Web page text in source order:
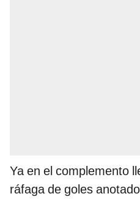
Ya en el complemento
ráfaga de goles